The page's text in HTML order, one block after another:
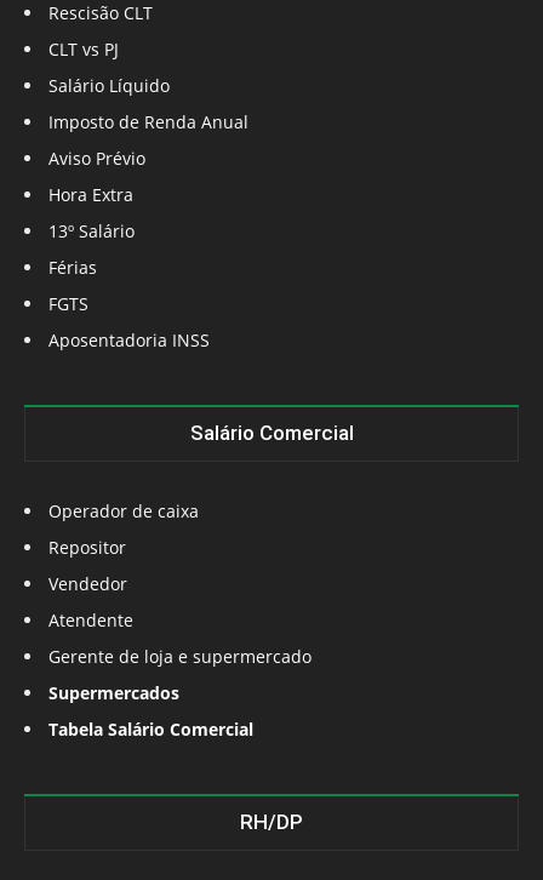
Rescisão CLT
CLT vs PJ
Salário Líquido
Imposto de Renda Anual
Aviso Prévio
Hora Extra
13º Salário
Férias
FGTS
Aposentadoria INSS
Salário Comercial
Operador de caixa
Repositor
Vendedor
Atendente
Gerente de loja e supermercado
Supermercados
Tabela Salário Comercial
RH/DP